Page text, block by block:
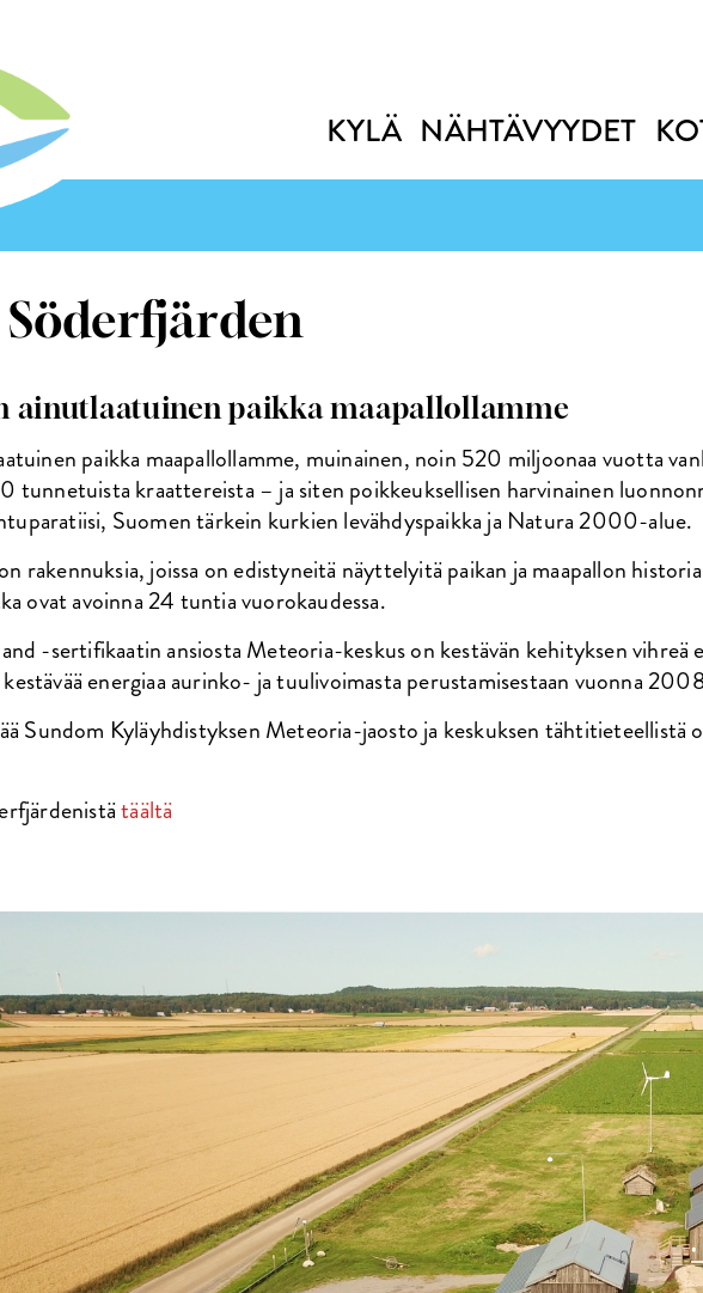
KYLÄ NÄHTÄVYYDET
ainutlaatuinen paikka maapallollamme
paikka maapallollamme, muinainen, noin 520 miljoonaa vuotta
tunnetuista kraattereista – ja siten poikkeuksellisen harvinainen
Suomen tärkein kurkien levähdyspaikka ja Natura 2000-alue.
rakennuksia, joissa on edistyneitä näyttelyitä paikan ja maapallon
ovat avoinna 24 tuntia vuorokaudessa.
-sertifikaatin ansiosta Meteoria-keskus on kestävän kehityksen vihreä
energiaa aurinko- ja tuulivoimasta perustamisestaan ​​vuonna
Sundom Kyläyhdistyksen Meteoria-jaosto ja keskuksen tähtitieteellistä
täältä